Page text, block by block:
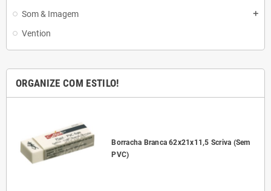
Som & Imagem add
Vention
ORGANIZE COM ESTILO!
Borracha Branca 62x21x11,5 Scriva (Sem
PVC)